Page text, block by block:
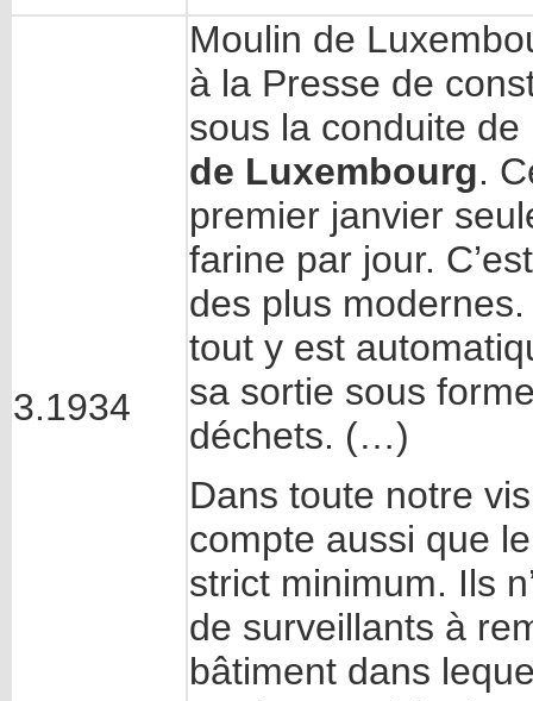
3.1934
Moulin de
à la Presse de
sous la conduite de
de Luxembourg.
premier janvier
farine par jour.
des plus
tout y est
sa sortie sous
déchets. (…)
Dans toute notre
compte aussi que
strict minimum. Ils
de surveillants à
bâtiment dans